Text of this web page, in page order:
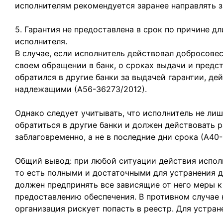
исполнителям рекомендуется заранее
5. Гарантия не предоставлена в срок по причине
исполнителя.
В случае, если исполнитель действовал
своем обращении в банк, о сроках выдачи и
обратился в другие банки за выдачей гарантии,
надлежащими (А56-36273/2012).
Однако следует учитывать, что исполнитель не
обратиться в другие банки и должен действовать
заблаговременно, а не в последние дни срока
Общий вывод: при любой ситуации действия
то есть полными и достаточными для устранения
должен предпринять все зависящие от него меры
предоставлению обеспечения. В противном случае
организация рискует попасть в реестр. Для